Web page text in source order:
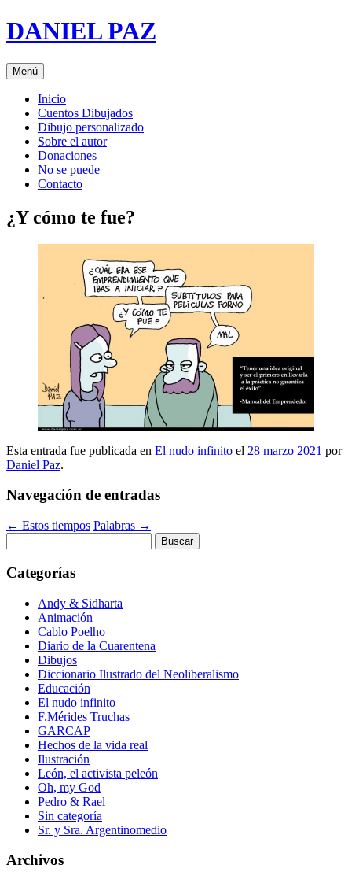
Saltar
al
DANIEL PAZ
Menú
Inicio
Cuentos Dibujados
Dibujo personalizado
Sobre el autor
Donaciones
No se puede
Contacto
¿Y cómo te fue?
Esta entrada fue publicada en El nudo infinito el 28 marzo 2021 por
Daniel Paz.
Navegación de entradas
← Estos tiempos Palabras →
Categorías
Andy & Sidharta
Animación
Cablo Poelho
Diario de la Cuarentena
Dibujos
Diccionario Ilustrado del Neoliberalismo
Educación
El nudo infinito
F.Mérides Truchas
GARCAP
Hechos de la vida real
Ilustración
León, el activista peleón
Oh, my God
Pedro & Rael
Sin categoría
Sr. y Sra. Argentinomedio
Archivos